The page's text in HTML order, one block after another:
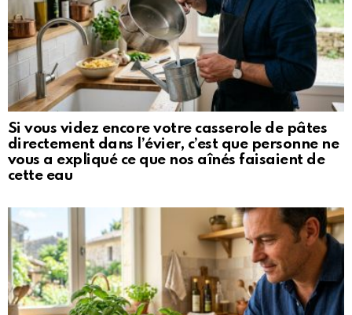
Si vous videz encore votre casserole de pâtes
directement dans l’évier, c’est que personne ne
vous a expliqué ce que nos aînés faisaient de
cette eau